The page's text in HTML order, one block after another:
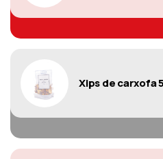
Xips de carxofa